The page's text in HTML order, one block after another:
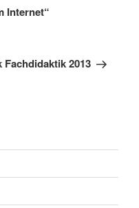
Internet“
2013